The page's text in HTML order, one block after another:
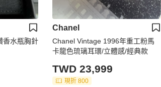
香水瓶胸針
Chanel
Chanel Vintage 1996年重工粉馬
卡龍色琉璃耳環/立體感/經典款
TWD 23,999
現折 800